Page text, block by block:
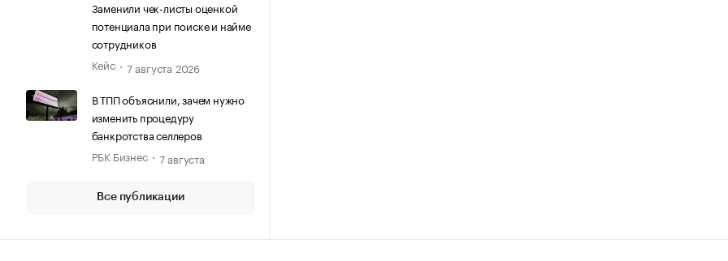
Заменили чек-листы оценкой
потенциала при поиске и найме
сотрудников
Кейс
7 августа 2026
В ТПП объяснили, зачем нужно
изменить процедуру
банкротства селлеров
РБК Бизнес
7 августа
Все публикации